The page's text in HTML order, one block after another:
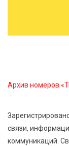
На
появится
Архив номеров
связи,
коммуникаций.